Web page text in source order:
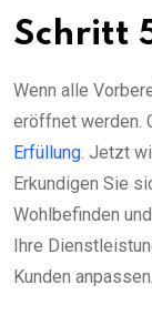
Schritt
Wenn alle
eröffnet werden.
Erfüllung. Jetzt
Erkundigen Sie
Wohlbefinden
Ihre
Kunden anpassen.